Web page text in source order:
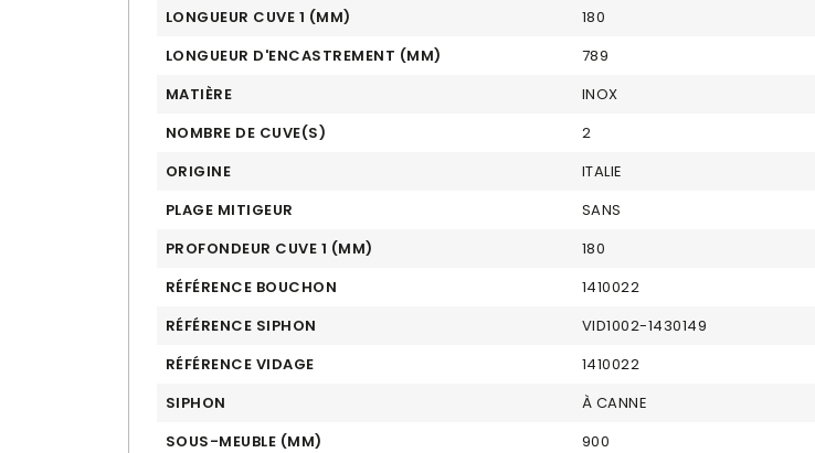
LONGUEUR CUVE 1 (MM)
180
LONGUEUR D'ENCASTREMENT (MM)
789
MATIÈRE
INOX
NOMBRE DE CUVE(S)
2
ORIGINE
ITALIE
PLAGE MITIGEUR
SANS
PROFONDEUR CUVE 1 (MM)
180
RÉFÉRENCE BOUCHON
1410022
RÉFÉRENCE SIPHON
VID1002-1430149
RÉFÉRENCE VIDAGE
1410022
SIPHON
À CANNE
SOUS-MEUBLE (MM)
900